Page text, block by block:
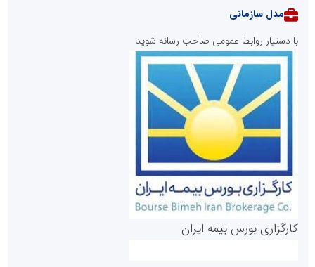
روابط عمومی خبرگزاری گزارش خبر
مدل سازمانی
با دستیار روابط عمومی صاحب رسانه شوید
کارگزاری بورس بیمه ایران